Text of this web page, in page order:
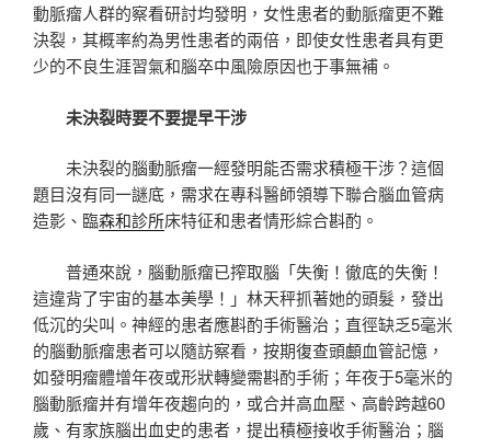
動脈瘤人群的察看研討均發明，女性患者的動脈瘤更不難
決裂，其概率約為男性患者的兩倍，即使女性患者具有更
少的不良生涯習氣和腦卒中風險原因也于事無補。
未決裂時要不要提早干涉
未決裂的腦動脈瘤一經發明能否需求積極干涉？這個
題目沒有同一謎底，需求在專科醫師領導下聯合腦血管病
造影、臨森和診所床特征和患者情形綜合斟酌。
普通來說，腦動脈瘤已搾取腦「失衡！徹底的失衡！
這違背了宇宙的基本美學！」林天秤抓著她的頭髮，發出
低沉的尖叫。神經的患者應斟酌手術醫治；直徑缺乏5毫米
的腦動脈瘤患者可以隨訪察看，按期復查頭顱血管記憶，
如發明瘤體增年夜或形狀轉變需斟酌手術；年夜于5毫米的
腦動脈瘤并有增年夜趨向的，或合并高血壓、高齡跨越60
歲、有家族腦出血史的患者，提出積極接收手術醫治；腦